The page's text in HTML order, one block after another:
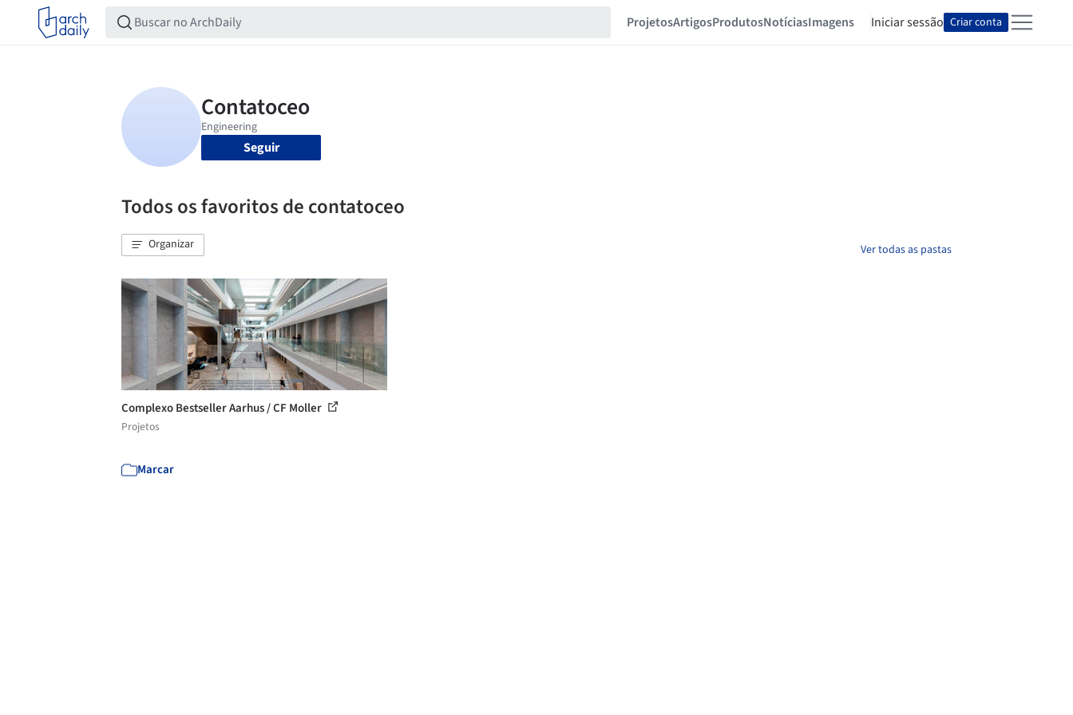
ProjetosArtigosProdutosNotíciasImagens Iniciar sessão Criar conta
Seguir
Todos os favoritos de contatoceo
Organizar Ver todas as pastas
Complexo Bestseller Aarhus / CF Moller
Projetos
Marcar